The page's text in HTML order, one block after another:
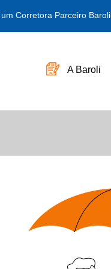
Corretora Parceiro Baroli
A Baroli